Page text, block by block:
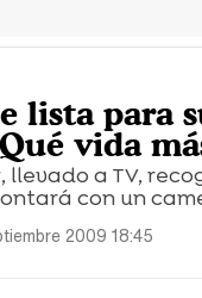
lista para
vida
a TV,
con un
2009 18:45